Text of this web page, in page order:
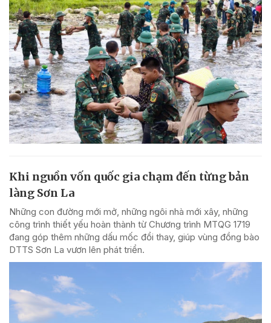
Khi nguồn vốn quốc gia chạm đến từng bản
làng Sơn La
Những con đường mới mở, những ngôi nhà mới xây, những
công trình thiết yếu hoàn thành từ Chương trình MTQG 1719
đang góp thêm những dấu mốc đổi thay, giúp vùng đồng bào
DTTS Sơn La vươn lên phát triển.